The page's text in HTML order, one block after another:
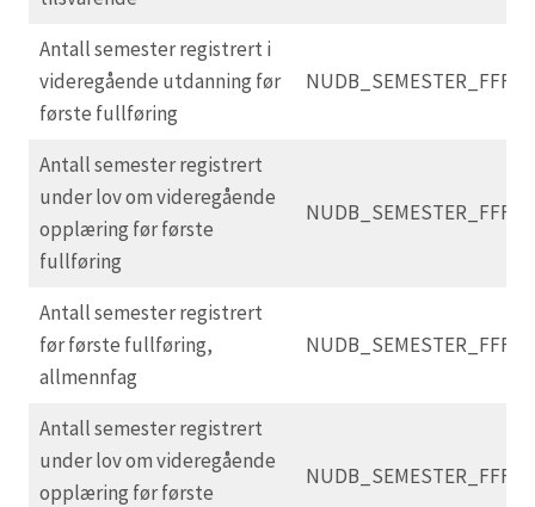
Antall semester registrert i
videregående utdanning før
første fullføring
Antall semester registrert
under lov om videregående
opplæring før første
fullføring
Antall semester registrert
før første fullføring,
allmennfag
Antall semester registrert
under lov om videregående
opplæring før første